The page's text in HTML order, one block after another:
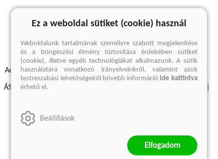
A keresett kifejezésre nincs találat
Adatvédelmi szabályzatok Elállási felmondási nyilatkozat
ÁSZF - Vásárlási feltételek
Szállítási információk
Ez a weboldal sütiket (cookie) használ
Weboldalunk tartalmának személyre szabott megjelenítése
és a böngészési élmény biztosítása érdekében sütiket
(cookie), illetve egyéb technológiákat alkalmazunk. A sütik
használatára vonatkozó irányelveinkről, valamint azok
testreszabási lehetőségeiről bővebb információide kattintva
érhető el.
Beállítások
Elfogadom